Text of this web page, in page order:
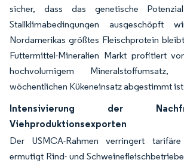
sicher, dass das genetische
Stallklimabedingungen ausgeschöpft
Nordamerikas größtes Fleischprotein
Futtermittel-Mineralien Markt profitiert
hochvolumigem
wöchentlichen Kükeneinsatz abgestimmt
Intensivierung der
Viehproduktionsexporten
Der USMCA-Rahmen verringert
ermutigt Rind- und